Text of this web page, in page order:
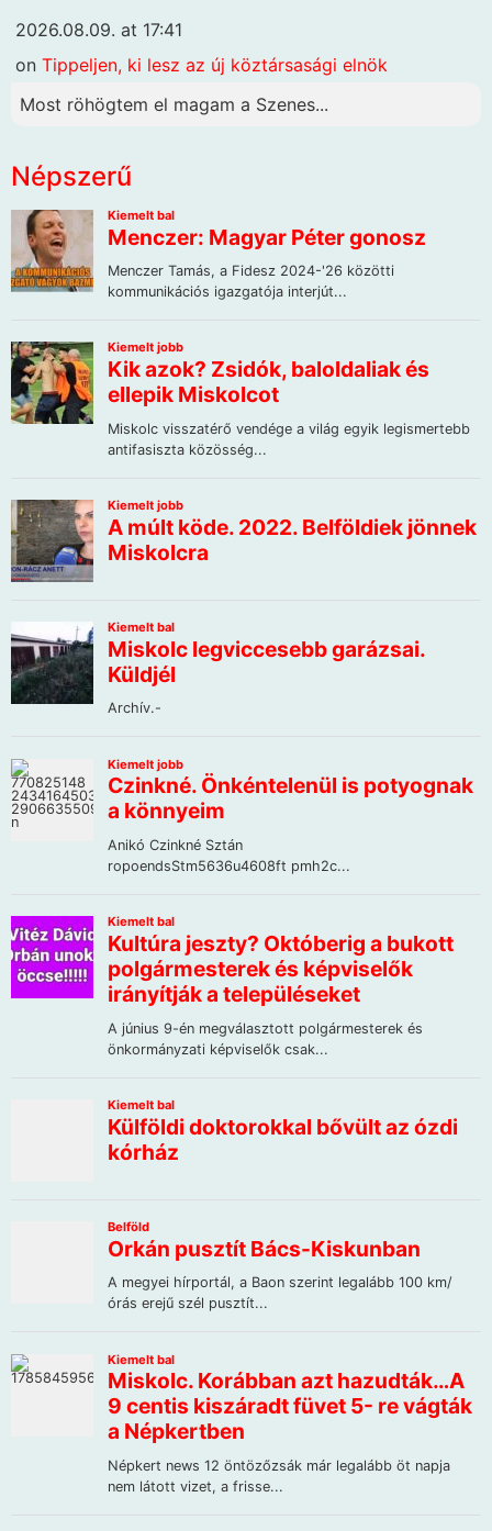
2026.08.09. at 17:41
on Tippeljen, ki lesz az új köztársasági elnök
Most röhögtem el magam a Szenes...
Népszerű